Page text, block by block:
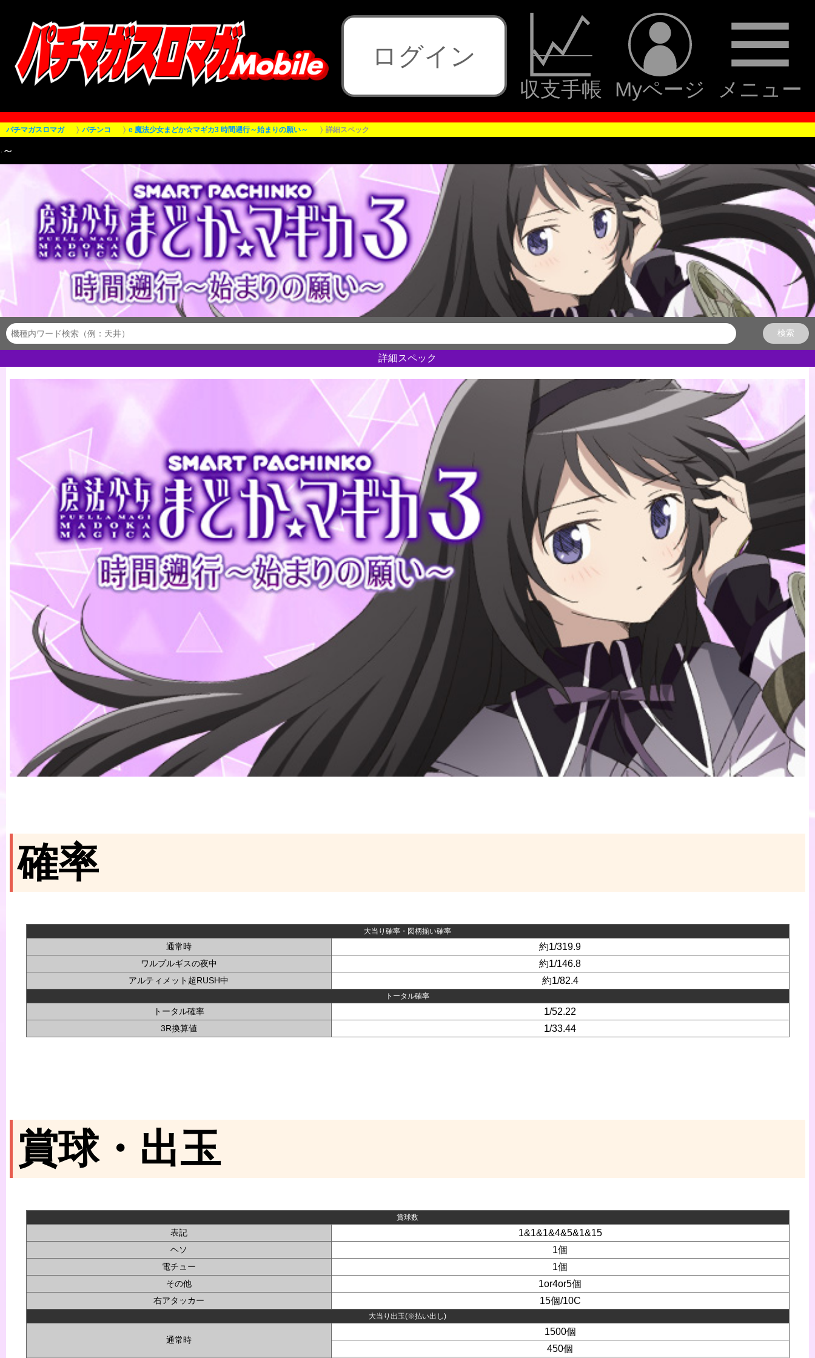
ログイン
収支手帳 Myページ メニュー
パチマガスロマガ パチンコ e 魔法少女まどか☆マギカ3 時間遡行～始まりの願い～ 詳細スペック
詳細スペック
確率
大当り確率・図柄揃い確率
通常時 約1/319.9
ワルプルギスの夜中 約1/146.8
アルティメット超RUSH中 約1/82.4
トータル確率
トータル確率 1/52.22
3R換算値 1/33.44
賞球・出玉
賞球数
表記 1&1&1&4&5&1&15
ヘソ 1個
電チュー 1個
その他 1or4or5個
右アタッカー 15個/10C
大当り出玉(※払い出し)
通常時
1500個
450個